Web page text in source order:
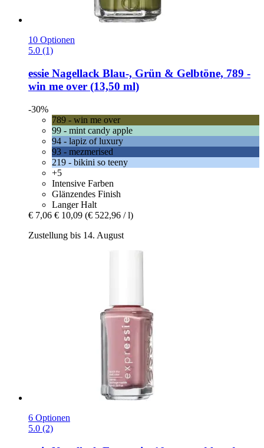
10 Optionen
5.0 (1)
essie Nagellack Blau-​, Grün & Gelbtöne, 789 -​
win me over (13,50 ml)
-30%
789 - win me over
99 - mint candy apple
94 - lapiz of luxury
93 - mezmerised
219 - bikini so teeny
+5
Intensive Farben
Glänzendes Finish
Langer Halt
€ 7,06 € 10,09 (€ 522,96 / l)
Zustellung bis 14. August
6 Optionen
5.0 (2)